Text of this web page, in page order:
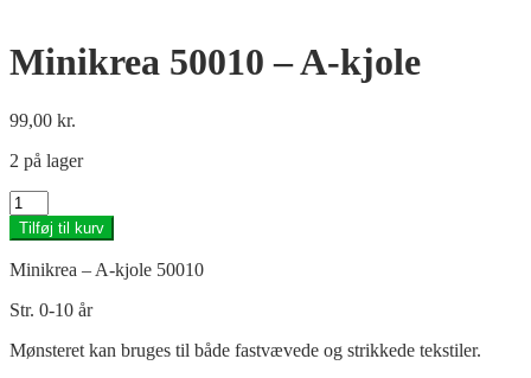
Minikrea 50010 – A-kjole
99,00 kr.
2 på lager
Minikrea
50010
-
A-
antal
Tilføj til kurv
Minikrea – A-kjole 50010
Str. 0-10 år
Mønsteret kan bruges til både fastvævede og strikkede tekstiler.